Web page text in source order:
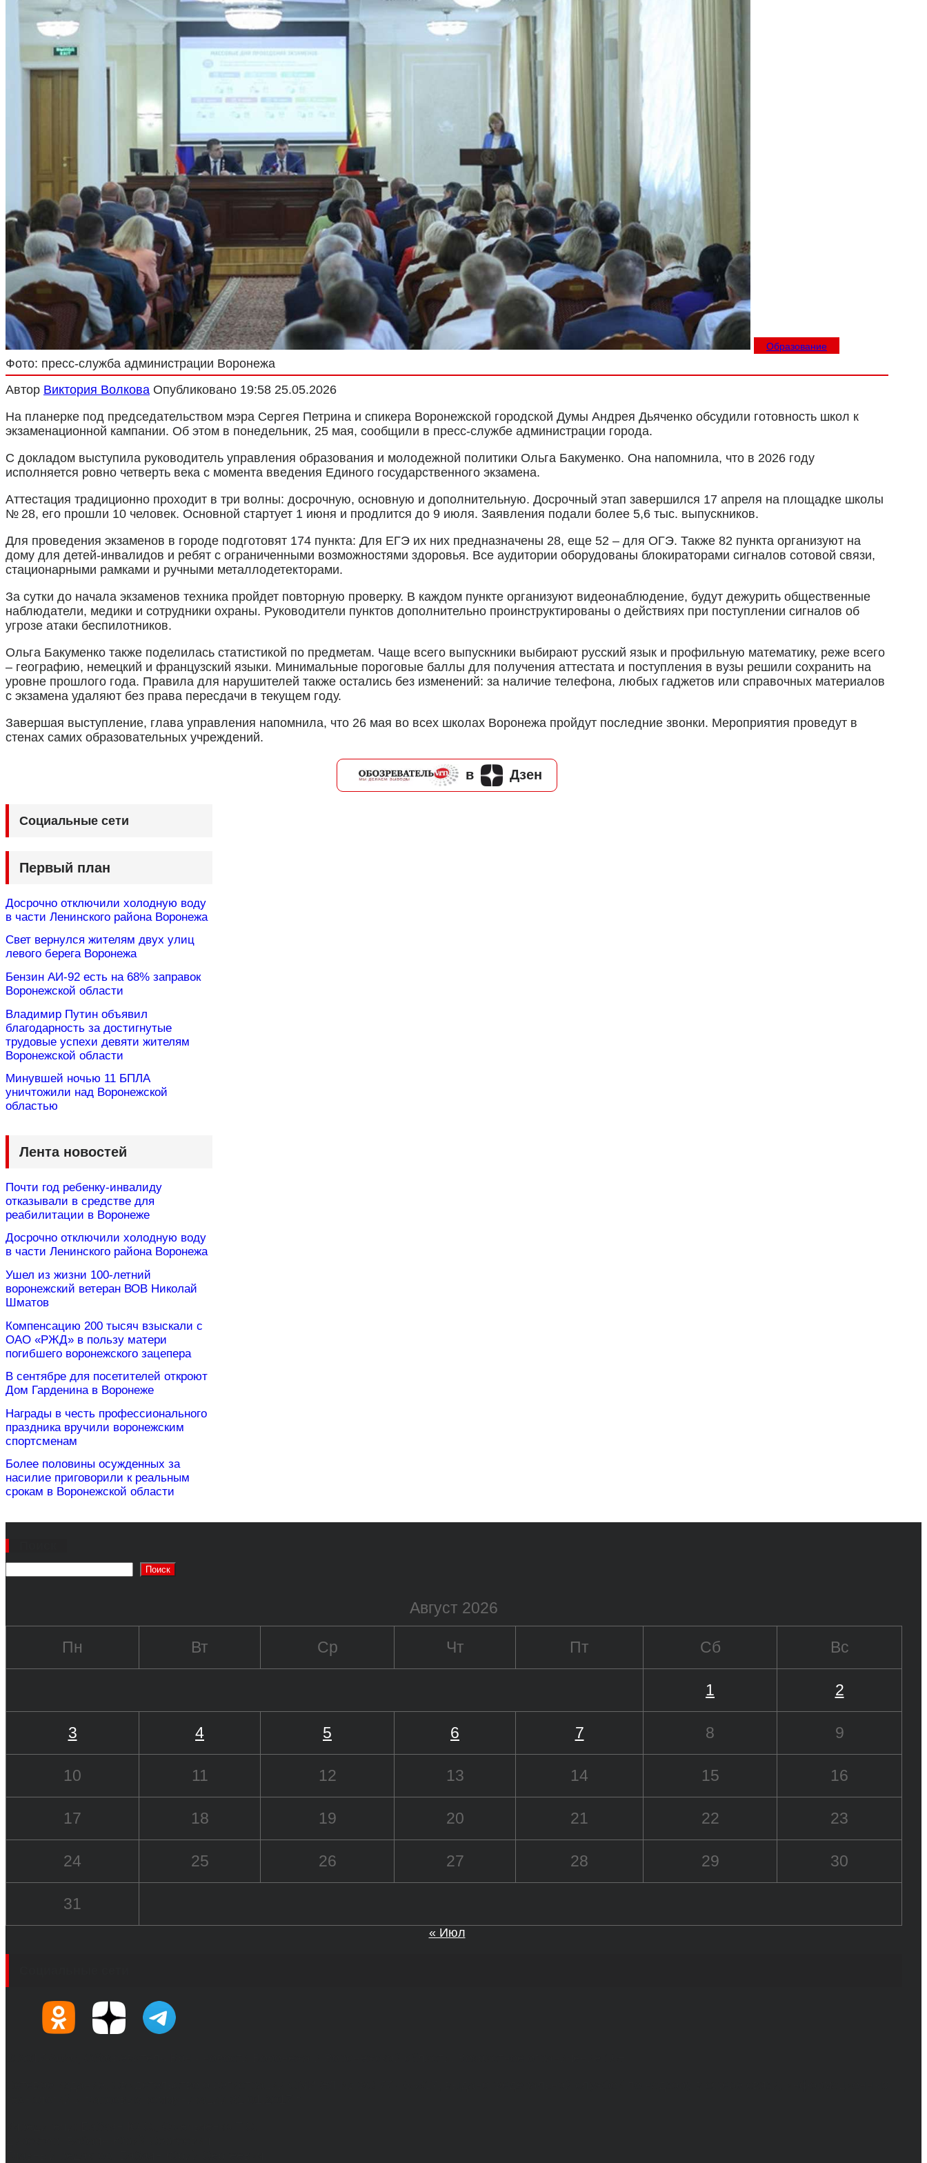
Криминал
Спорт
Черноземье
Россия
Образование
Фото: пресс-служба администрации Воронежа
Автор Виктория Волкова Опубликовано 19:58 25.05.2026
На планерке под председательством мэра Сергея Петрина и спикера Воронежской городской Думы Андрея Дьяченко обсудили готовность школ к
экзаменационной кампании. Об этом в понедельник, 25 мая, сообщили в пресс-службе администрации города.
С докладом выступила руководитель управления образования и молодежной политики Ольга Бакуменко. Она напомнила, что в 2026 году
исполняется ровно четверть века с момента введения Единого государственного экзамена.
Аттестация традиционно проходит в три волны: досрочную, основную и дополнительную. Досрочный этап завершился 17 апреля на площадке школы
№ 28, его прошли 10 человек. Основной стартует 1 июня и продлится до 9 июля. Заявления подали более 5,6 тыс. выпускников.
Для проведения экзаменов в городе подготовят 174 пункта: Для ЕГЭ их них предназначены 28, еще 52 – для ОГЭ. Также 82 пункта организуют на
дому для детей-инвалидов и ребят с ограниченными возможностями здоровья. Все аудитории оборудованы блокираторами сигналов сотовой связи,
стационарными рамками и ручными металлодетекторами.
За сутки до начала экзаменов техника пройдет повторную проверку. В каждом пункте организуют видеонаблюдение, будут дежурить общественные
наблюдатели, медики и сотрудники охраны. Руководители пунктов дополнительно проинструктированы о действиях при поступлении сигналов об
угрозе атаки беспилотников.
Ольга Бакуменко также поделилась статистикой по предметам. Чаще всего выпускники выбирают русский язык и профильную математику, реже всего
– географию, немецкий и французский языки. Минимальные пороговые баллы для получения аттестата и поступления в вузы решили сохранить на
уровне прошлого года. Правила для нарушителей также остались без изменений: за наличие телефона, любых гаджетов или справочных материалов
с экзамена удаляют без права пересдачи в текущем году.
Завершая выступление, глава управления напомнила, что 26 мая во всех школах Воронежа пройдут последние звонки. Мероприятия проведут в
стенах самих образовательных учреждений.
в Дзен
Социальные сети
Первый план
Досрочно отключили холодную воду
в части Ленинского района Воронежа
Свет вернулся жителям двух улиц
левого берега Воронежа
Бензин АИ-92 есть на 68% заправок
Воронежской области
Владимир Путин объявил
благодарность за достигнутые
трудовые успехи девяти жителям
Воронежской области
Минувшей ночью 11 БПЛА
уничтожили над Воронежской
областью
Лента новостей
Почти год ребенку-инвалиду
отказывали в средстве для
реабилитации в Воронеже
Досрочно отключили холодную воду
в части Ленинского района Воронежа
Ушел из жизни 100-летний
воронежский ветеран ВОВ Николай
Шматов
Компенсацию 200 тысяч взыскали с
ОАО «РЖД» в пользу матери
погибшего воронежского зацепера
В сентябре для посетителей откроют
Дом Гарденина в Воронеже
Награды в честь профессионального
праздника вручили воронежским
спортсменам
Более половины осужденных за
насилие приговорили к реальным
срокам в Воронежской области
Поиск
Август 2026
Пн Вт Ср Чт Пт Сб Вс
1 2
3 4 5 6 7 8 9
10 11 12 13 14 15 16
17 18 19 20 21 22 23
24 25 26 27 28 29 30
31
« Июл